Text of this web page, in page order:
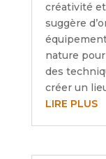
créativité
suggère
nature
des
créer un
LIRE PLUS